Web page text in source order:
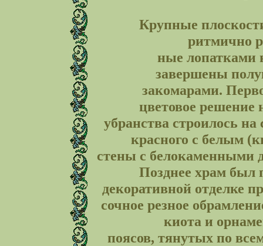
Крупные
ритмично
ные лопатками
завершены
закомарами.
цветовое решение
убранства строилось на
красного с белым
стены с белокаменными
Позднее храм был
декоративной отделке
сочное резное
киота и
поясов, тянутых по